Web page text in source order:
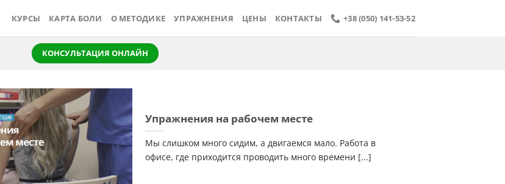
КУРСЫ КАРТА БОЛИ О МЕТОДИКЕ УПРАЖНЕНИЯ ЦЕНЫ КОНТАКТЫ +38 (050) 141-53-52
КОНСУЛЬТАЦИЯ ОНЛАЙН
Упражнения на рабочем месте
Мы слишком много сидим, а двигаемся мало. Работа в
офисе, где приходится проводить много времени [...]